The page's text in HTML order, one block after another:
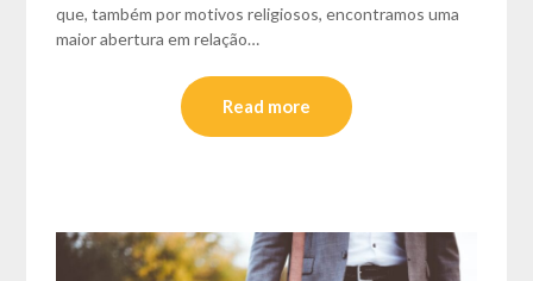
que, também por motivos religiosos, encontramos uma
maior abertura em relação…
Read more